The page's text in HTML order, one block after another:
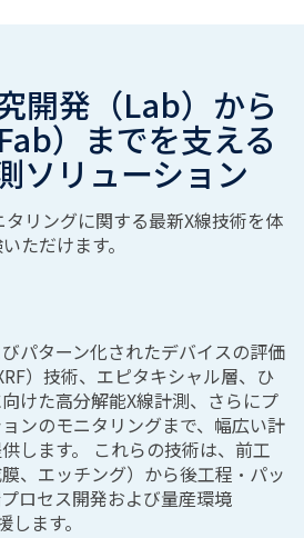
開発（Lab）から
）までを支える
ソリューション
リングに関する最新X線技術を体
ただけます。
パターン化されたデバイスの評価
）技術、エピタキシャル層、ひ
けた高分解能X線計測、さらにプ
ンのモニタリングまで、幅広い計
します。 これらの技術は、前工
、エッチング）から後工程・パッ
ロセス開発および量産環境
します。